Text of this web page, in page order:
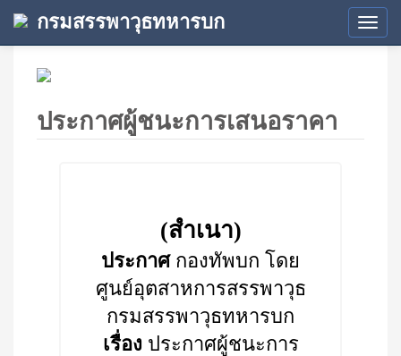
กรมสรรพาวุธทหารบก
ประกาศผู้ชนะการเสนอราคา
(สำเนา)
ประกาศกองทัพบก โดย
ศูนย์อุตสาหการสรรพาวุธ
กรมสรรพาวุธทหารบก
เรื่อง ประกาศผู้ชนะการ